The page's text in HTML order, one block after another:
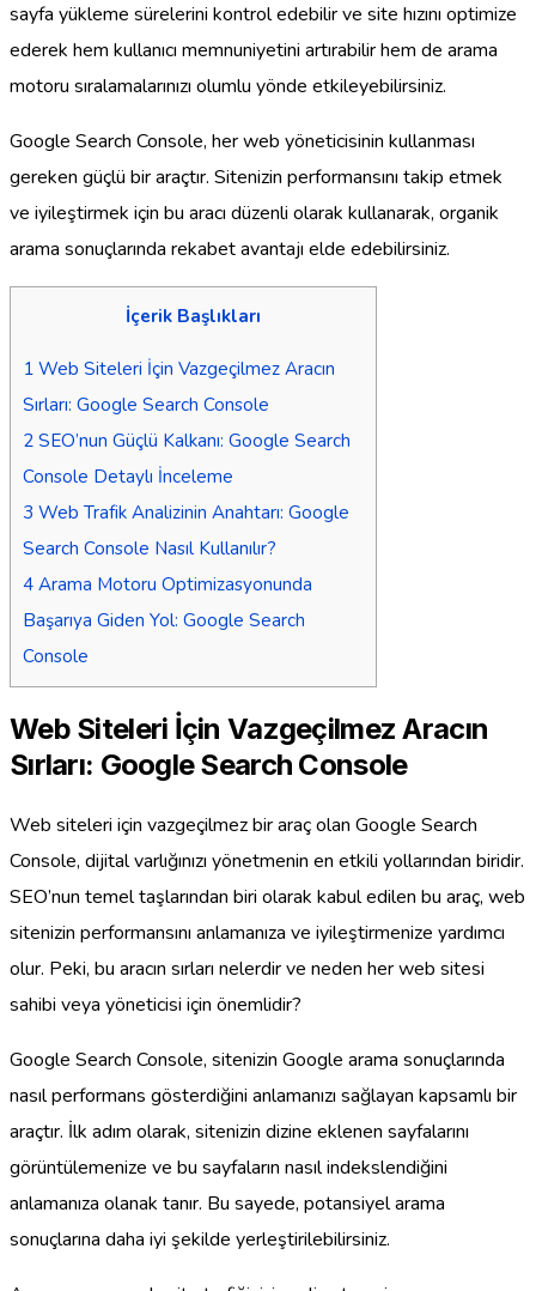
sayfa yükleme sürelerini kontrol edebilir ve site hızını optimize
ederek hem kullanıcı memnuniyetini artırabilir hem de arama
motoru sıralamalarınızı olumlu yönde etkileyebilirsiniz.
Google Search Console, her web yöneticisinin kullanması
gereken güçlü bir araçtır. Sitenizin performansını takip etmek
ve iyileştirmek için bu aracı düzenli olarak kullanarak, organik
arama sonuçlarında rekabet avantajı elde edebilirsiniz.
İçerik Başlıkları
1 Web Siteleri İçin Vazgeçilmez Aracın
Sırları: Google Search Console
2 SEO’nun Güçlü Kalkanı: Google Search
Console Detaylı İnceleme
3 Web Trafik Analizinin Anahtarı: Google
Search Console Nasıl Kullanılır?
4 Arama Motoru Optimizasyonunda
Başarıya Giden Yol: Google Search
Console
Web Siteleri İçin Vazgeçilmez Aracın
Sırları: Google Search Console
Web siteleri için vazgeçilmez bir araç olan Google Search
Console, dijital varlığınızı yönetmenin en etkili yollarından biridir.
SEO’nun temel taşlarından biri olarak kabul edilen bu araç, web
sitenizin performansını anlamanıza ve iyileştirmenize yardımcı
olur. Peki, bu aracın sırları nelerdir ve neden her web sitesi
sahibi veya yöneticisi için önemlidir?
Google Search Console, sitenizin Google arama sonuçlarında
nasıl performans gösterdiğini anlamanızı sağlayan kapsamlı bir
araçtır. İlk adım olarak, sitenizin dizine eklenen sayfalarını
görüntülemenize ve bu sayfaların nasıl indekslendiğini
anlamanıza olanak tanır. Bu sayede, potansiyel arama
sonuçlarına daha iyi şekilde yerleştirilebilirsiniz.